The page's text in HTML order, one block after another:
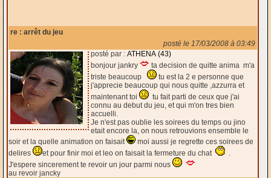
re : arrêt du jeu
posté le 17/03/2008 à 03:49
posté par : ATHENA (43)
bonjour jankry
ta decision de quitte anima m'a
triste beaucoup
tu est la 2 e personne que
j'apprecie beaucoup qui nous quitte ,azzurra et
maintenant toi
tu fait parti de ceux que j'ai
connu au debut du jeu, et qui m'on tres bien
accuelli.
Je n'est pas oublie les soirees du temps ou jino
etait encore la, on nous retrouvions ensemble le
soir et la quelle animation on faisait
moi aussi je regrette ces soirees de
delires
et pour finir moi et leo on faisait la fermeture du chat
J'espere sincerement te revoir un jour parmi nous
au revoir jancky